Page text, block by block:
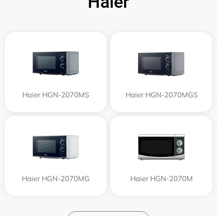
Haier HGN-2070MS Haier HGN-2070MGS
Haier HGN-2070MG Haier HGN-2070M